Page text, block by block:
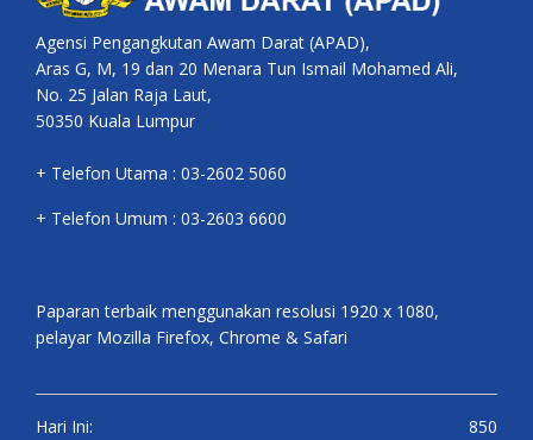
Agensi Pengangkutan Awam Darat (APAD),
Aras G, M, 19 dan 20 Menara Tun Ismail Mohamed Ali,
No. 25 Jalan Raja Laut,
50350 Kuala Lumpur
+ Telefon Utama : 03-2602 5060
+ Telefon Umum : 03-2603 6600
Paparan terbaik menggunakan resolusi 1920 x 1080,
pelayar Mozilla Firefox, Chrome & Safari
Hari Ini:
850